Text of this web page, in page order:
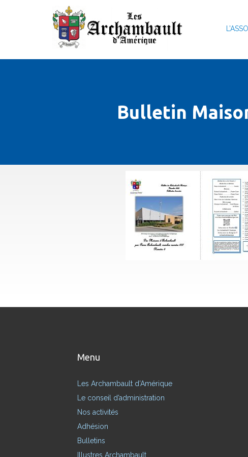
Bulletin
Menu
Les Archambault d’Amérique
Le conseil d’administration
Nos activités
Adhésion
Bulletins
Illustres Archambault